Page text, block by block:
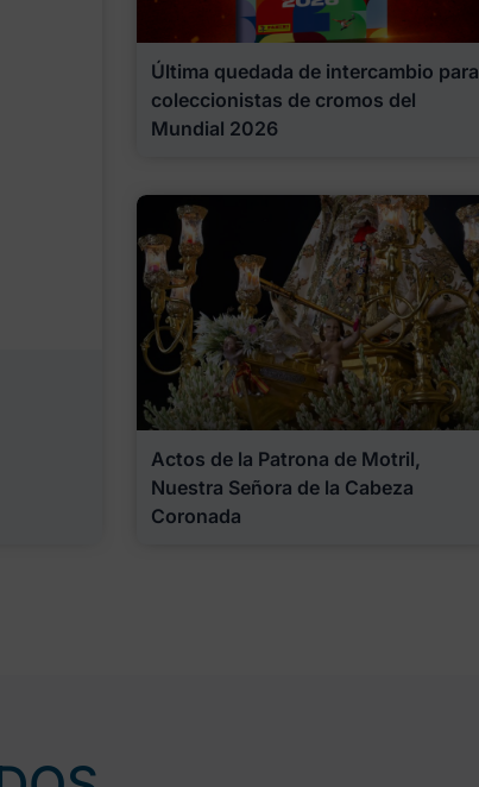
Última quedada de intercambio para
coleccionistas de cromos del
Mundial 2026
Actos de la Patrona de Motril,
Nuestra Señora de la Cabeza
Coronada